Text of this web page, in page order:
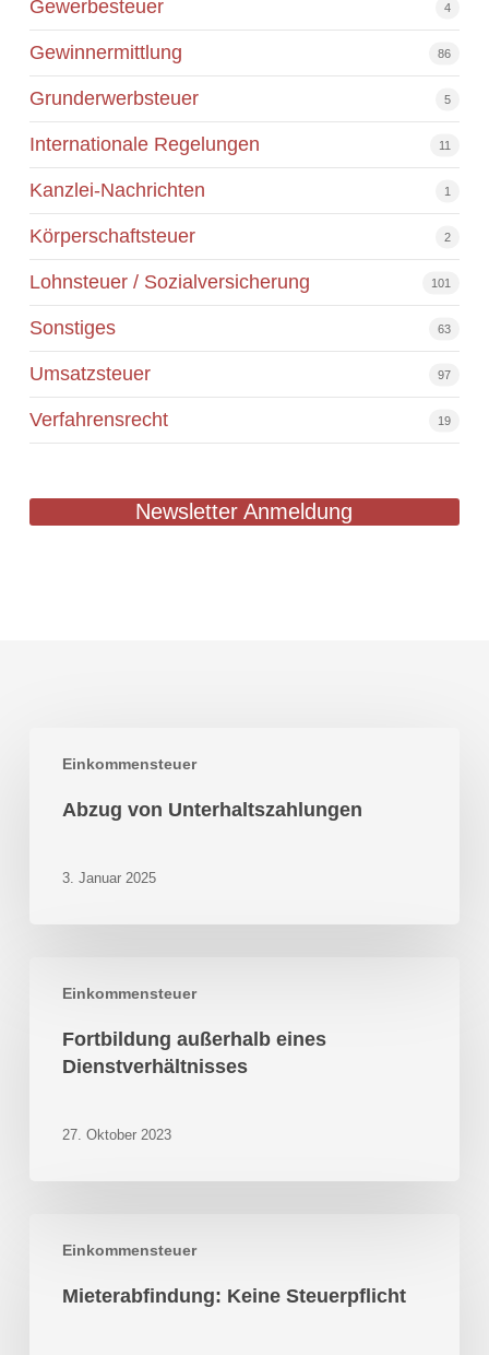
Gewerbesteuer 4
Gewinnermittlung 86
Grunderwerbsteuer 5
Internationale Regelungen 11
Kanzlei-Nachrichten 1
Körperschaftsteuer 2
Lohnsteuer / Sozialversicherung 101
Sonstiges 63
Umsatzsteuer 97
Verfahrensrecht 19
Newsletter Anmeldung
Einkommensteuer
Abzug von Unterhaltszahlungen
3. Januar 2025
Einkommensteuer
außerhalb
Dienstverhältnisses
Fortbildung außerhalb eines
Dienstverhältnisses
27. Oktober 2023
Einkommensteuer
Keine
Mieterabfindung: Keine Steuerpflicht